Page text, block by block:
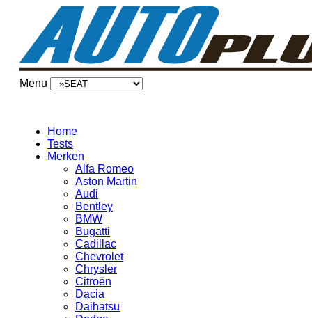
Menu
Home
Tests
Merken
Alfa Romeo
Aston Martin
Audi
Bentley
BMW
Bugatti
Cadillac
Chevrolet
Chrysler
Citroën
Dacia
Daihatsu